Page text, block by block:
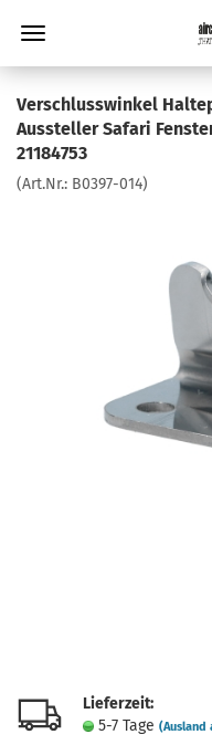
Verschlusswinkel
Aussteller Safari
21184753
(Art.Nr.: B0397-014)
Lieferzeit:
5-7 Tage (Ausland